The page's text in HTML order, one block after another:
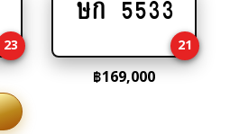
23
Add
cart
21
฿169,000